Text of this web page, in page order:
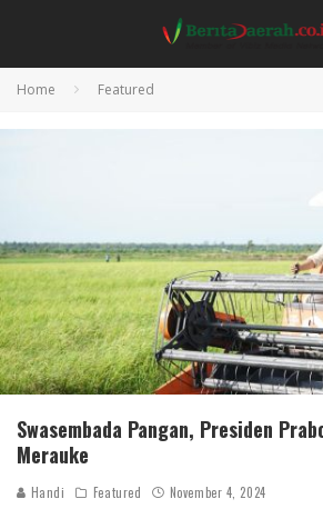
Home Featured
Swasembada Pangan, Presiden
Merauke
Handi Featured November 4, 2024